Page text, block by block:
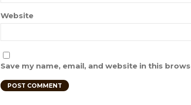
Website
Save my name, email, and website in this